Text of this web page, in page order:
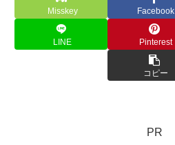
Misskey Facebook
LINE Pinterest
コピー
PR